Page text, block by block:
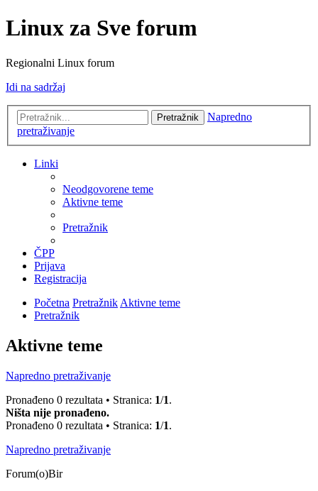
Linux za Sve forum
Regionalni Linux forum
Idi na sadržaj
Pretražnik
Napredno
pretraživanje
Linki
Neodgovorene teme
Aktivne teme
Pretražnik
ČPP
Prijava
Registracija
Početna PretražnikAktivne teme
Pretražnik
Aktivne teme
Napredno pretraživanje
Pronađeno 0 rezultata • Stranica: 1/1.
Ništa nije pronađeno.
Pronađeno 0 rezultata • Stranica: 1/1.
Napredno pretraživanje
Forum(o)Bir